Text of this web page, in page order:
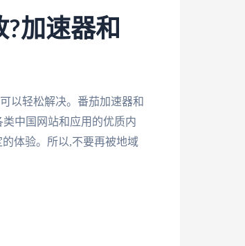
加速器和
以轻松解决。番茄加速器和
中国网站和应用的优质内
体验。所以,不要再被地域